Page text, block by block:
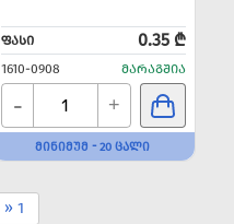
ᲤᲐᲡᲘ 0.35 ₾
1610-0908 ᲛᲐᲠᲐᲒᲨᲘᲐ
- +
ᲛᲘᲜᲘᲛᲣᲛ - 20 ᲪᲐᲚᲘ
» 1